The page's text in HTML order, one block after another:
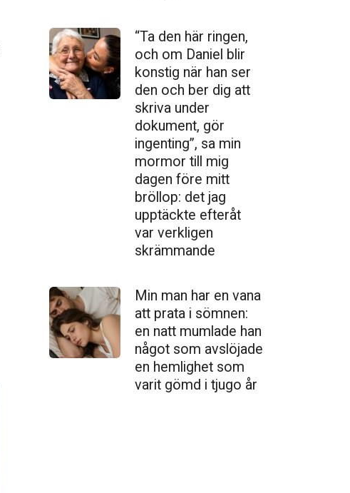
“Ta den här ringen,
och om Daniel blir
konstig när han ser
den och ber dig att
skriva under
dokument, gör
ingenting”, sa min
mormor till mig
dagen före mitt
bröllop: det jag
upptäckte efteråt
var verkligen
skrämmande
Min man har en vana
att prata i sömnen:
en natt mumlade han
något som avslöjade
en hemlighet som
varit gömd i tjugo år